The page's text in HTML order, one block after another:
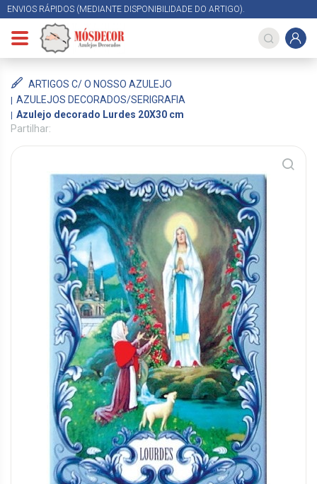
ENVIOS RÁPIDOS (MEDIANTE DISPONIBILIDADE DO ARTIGO).
ARTIGOS C/ O NOSSO AZULEJO
AZULEJOS DECORADOS/SERIGRAFIA
Azulejo decorado Lurdes 20X30 cm
Partilhar: